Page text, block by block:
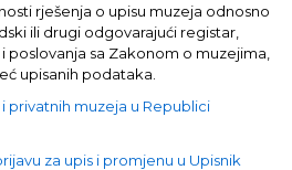
rješenja o upisu muzeja odnosno
ili drugi odgovarajući registar,
poslovanja sa Zakonom o muzejima,
upisanih podataka.
privatnih muzeja u Republici
za upis i promjenu u Upisnik